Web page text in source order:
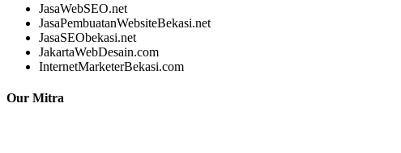
JasaWebSEO.net
JasaPembuatanWebsiteBekasi.net
JasaSEObekasi.net
JakartaWebDesain.com
InternetMarketerBekasi.com
Our Mitra